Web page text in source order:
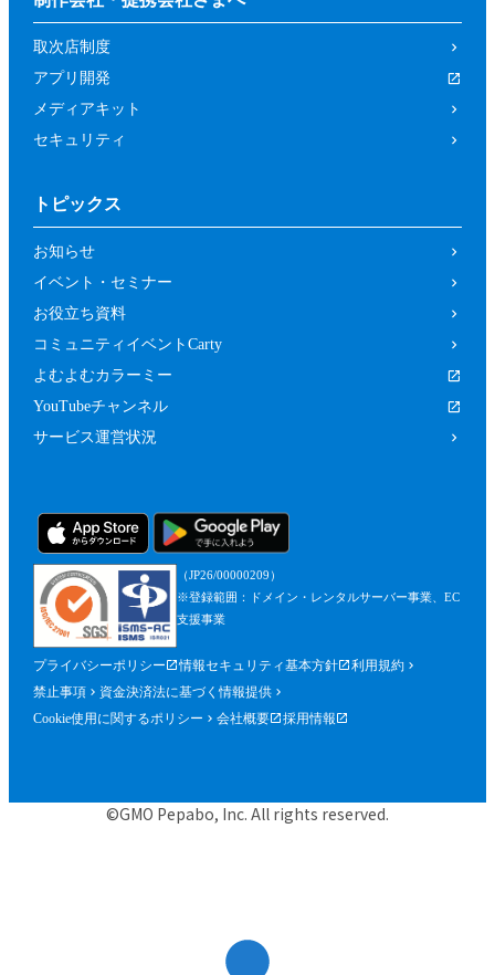
取次店制度
アプリ開発
メディアキット
セキュリティ
トピックス
お知らせ
イベント・セミナー
お役立ち資料
コミュニティイベントCarty
よむよむカラーミー
YouTubeチャンネル
サービス運営状況
（JP26/00000209）
※登録範囲：ドメイン・レンタルサーバー事業、EC
支援事業
プライバシーポリシー 情報セキュリティ基本方針
利用規約
禁止事項
資金決済法に基づく情報提供
Cookie使用に関するポリシー
会社概要 採用情報
©GMO Pepabo, Inc. All rights reserved.